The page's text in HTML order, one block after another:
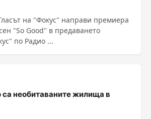
на "Фокус" направи премиера
"So Good" в предаването
по Радио ...
необитаваните жилища в